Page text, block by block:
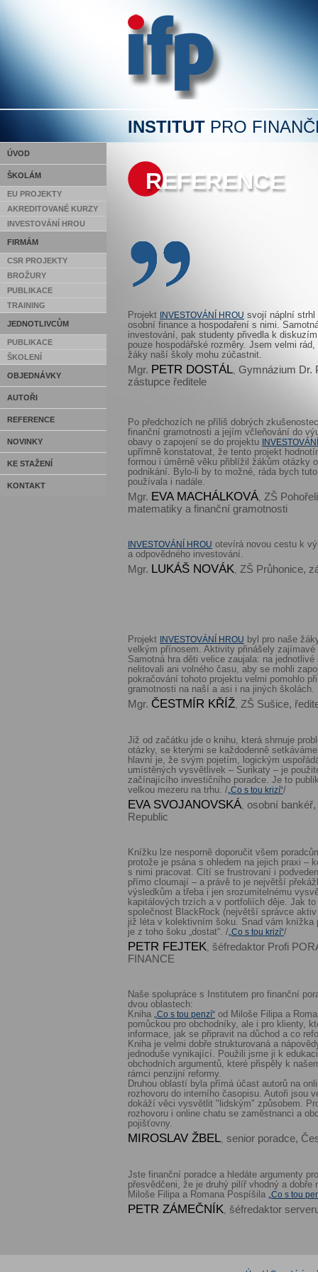
INSTITUT PRO
ÚVOD
ŠKOLÁM
EU PROJEKTY
AKREDITOVANÉ KURZY
INVESTOVÁNÍ HROU
FIRMÁM
CSR PROJEKTY
BROŽURY
PUBLIKACE
TRAINING
JEDNOTLIVCŮM
PUBLIKACE
ŠKOLENÍ
OBJEDNÁVKY
AUTOŘI
REFERENCE
NOVINKY
KE STAŽENÍ
KONTAKT
REFERENCE
Projekt INVESTOVÁNÍ HROU svojí náplní strhl
osobní finance a hospodaření s nimi.
investování, pak studenty přivedla k
pouze hospodářské rozměry. Jsem velmi
žáky naší školy mohu zúčastnit.
Mgr. PETR DOSTÁL, Gymnázium Dr.
zástupce ředitele
Po předchozích ne příliš dobrých
finanční gramotnosti a jejím včleňování do
obavy o zapojení se do projektu
upřímně konstatovat, že tento projekt
formou i úměrně věku přiblížil žákům otázky
podnikání. Bylo-li by to možné, ráda bych
používala i nadále.
Mgr. EVA MACHÁLKOVÁ, ZŠ
matematiky a finanční gramotnosti
INVESTOVÁNÍ HROU otevírá novou cestu k
a odpovědného investování.
Mgr. LUKÁŠ NOVÁK, ZŠ Průhonice,
Projekt INVESTOVÁNÍ HROU byl pro naše
velkým přínosem. Aktivity přinášely
Samotná hra děti velice zaujala: na
nelitovali ani volného času, aby se mohli
pokračování tohoto projektu velmi pomohlo
gramotnosti na naší a asi i na jiných školách.
Mgr. ČESTMÍR KŘÍŽ, ZŠ Sušice,
Již od začátku jde o knihu, která shrnuje
otázky, se kterými se každodenně
hlavní je, že svým pojetím, logickým
umístěných vysvětlivek – Surikaty – je
začínajícího investičního poradce. Je to
velkou mezeru na trhu. / „Co s tou krizí“/
EVA SVOJANOVSKÁ, osobní
Republic
Knížku lze nesporně doporučit všem
protože je psána s ohledem na jejich praxi –
s nimi pracovat. Cítí se frustrovaní i
přímo cloumají – a právě to je největší
výsledkům a třeba i jen srozumitelnému
kapitálových trzích a v portfoliích děje. Jak to
společnost BlackRock (největší správce
již léta v kolektivním šoku. Snad vám knížka
je z toho šoku „dostat“. / „Co s tou krizí“/
PETR FEJTEK, šéfredaktor Profi
FINANCE
Naše spolupráce s Institutem pro finanční
dvou oblastech:
Kniha
„Co s tou penzí“ od Miloše Filipa a
pomůckou pro obchodníky, ale i pro klienty,
informace, jak se připravit na důchod a co
Kniha je velmi dobře strukturovaná a
jednoduše vynikající. Použili jsme ji k
obchodních argumentů, které přispěly k
rámci penzijní reformy.
Druhou oblastí byla přímá účast autorů na
rozhovoru do interního časopisu. Autoři jsou
dokáží věci vysvětlit "lidským" způsobem.
rozhovoru i online chatu se zaměstnanci a
pojišťovny.
MIROSLAV ŽBEL, senior poradce,
Jste finanční poradce a hledáte argumenty
přesvědčeni, že je druhý pilíř vhodný a dobře
Miloše Filipa a Romana Pospíšila
„Co s tou
PETR ZÁMEČNÍK, šéfredaktor